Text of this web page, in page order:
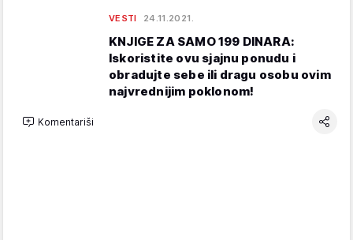
VESTI 24.11.2021.
KNJIGE ZA SAMO 199 DINARA:
Iskoristite ovu sjajnu ponudu i
obradujte sebe ili dragu osobu ovim
najvrednijim poklonom!
Komentariši